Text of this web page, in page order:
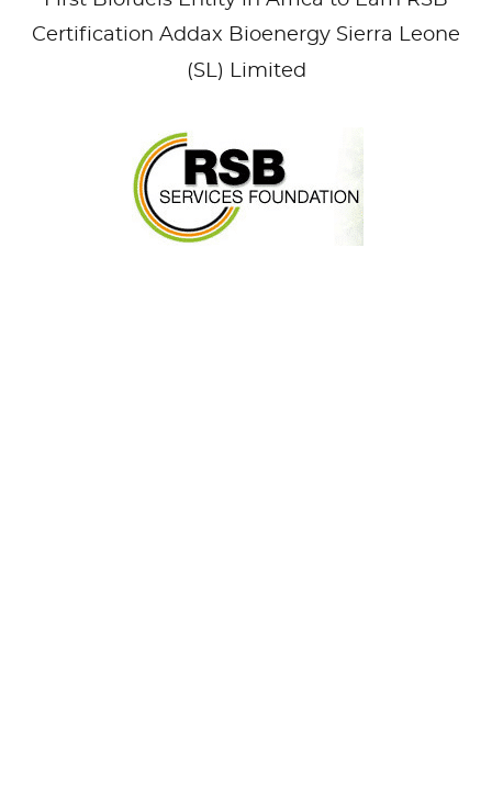
Certification Addax Bioenergy Sierra Leone
(SL) Limited